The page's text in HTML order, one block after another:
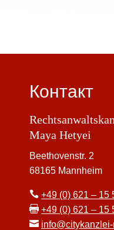
Контакт
Maya Hetyei
Beethovenstr. 2
68165 Mannheim
 +49 (0) 621 – 15
 +49 (0) 621 – 15
